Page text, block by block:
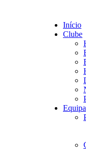
Início
Clube
Equipa